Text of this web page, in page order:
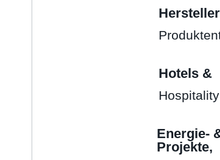
Hotels &
Hospitality
Energie-
Projekte,